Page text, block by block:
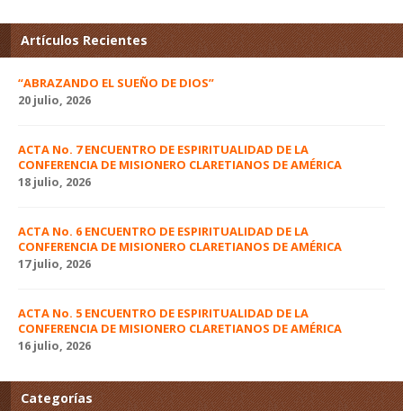
Artículos Recientes
“ABRAZANDO EL SUEÑO DE DIOS”
20 julio, 2026
ACTA No. 7 ENCUENTRO DE ESPIRITUALIDAD DE LA
CONFERENCIA DE MISIONERO CLARETIANOS DE AMÉRICA
18 julio, 2026
ACTA No. 6 ENCUENTRO DE ESPIRITUALIDAD DE LA
CONFERENCIA DE MISIONERO CLARETIANOS DE AMÉRICA
17 julio, 2026
ACTA No. 5 ENCUENTRO DE ESPIRITUALIDAD DE LA
CONFERENCIA DE MISIONERO CLARETIANOS DE AMÉRICA
16 julio, 2026
Categorías